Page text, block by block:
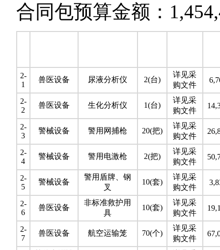
合同包预算金额：
2-
1
兽医设备 尿液分析仪 2(台)
详见采
购文件
2-
2
兽医设备 生化分析仪 1(台)
详见采
购文件
2-
3
警械设备 警用网捕枪 20(把)
详见采
购文件
2-
4
警械设备 警用电激枪 2(把)
详见采
购文件
2-
5
警械设备
警用盾牌、钢
叉
10(套)
详见采
购文件
2-
6
兽医设备
非标准救护用
具
10(套)
详见采
购文件
2-
7
兽医设备 航空运输笼 70(个)
详见采
购文件